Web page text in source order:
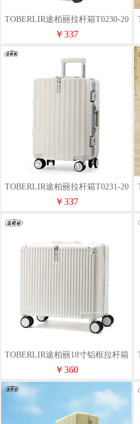
TOBERLIR途柏丽拉杆箱T0230-20
￥337
TOBERLIR途柏丽拉杆箱T0231-20
寸
￥337
TOBERLIR途柏丽18寸铝框拉杆箱
T0272
￥360